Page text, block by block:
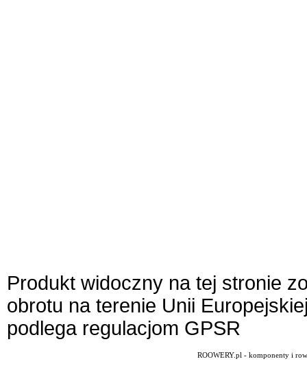
Produkt widoczny na tej stronie
obrotu na terenie Unii
podlega regulacjom GPSR
ROOWERY.pl - komponenty i